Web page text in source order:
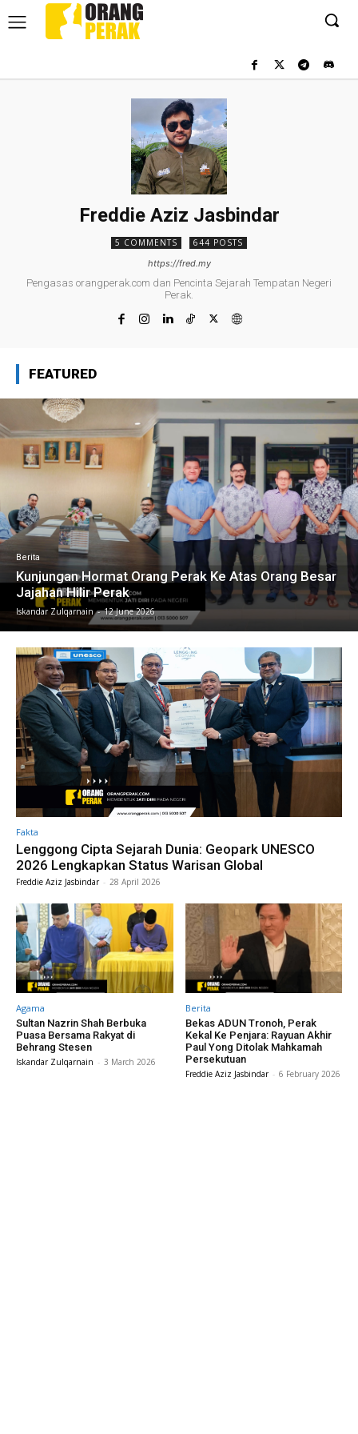
Freddie Aziz Jasbindar
5 COMMENTS
644 POSTS
https://fred.my
Pengasas orangperak.com dan Pencinta Sejarah Tempatan Negeri
Perak.
FEATURED
Berita
Kunjungan Hormat Orang Perak Ke Atas Orang Besar
Jajahan Hilir Perak
Iskandar Zulqarnain - 12 June 2026
Fakta
Lenggong Cipta Sejarah Dunia: Geopark UNESCO
2026 Lengkapkan Status Warisan Global
Freddie Aziz Jasbindar - 28 April 2026
Agama
Sultan Nazrin Shah Berbuka
Puasa Bersama Rakyat di
Behrang Stesen
Iskandar Zulqarnain - 3 March 2026
Berita
Bekas ADUN Tronoh, Perak
Kekal Ke Penjara: Rayuan Akhir
Paul Yong Ditolak Mahkamah
Persekutuan
Freddie Aziz Jasbindar - 6 February 2026